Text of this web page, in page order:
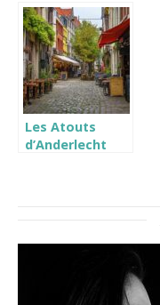
à Leucate pour
des vacances
idéales
Les Atouts
d’Anderlecht